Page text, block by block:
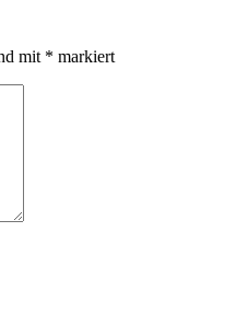
mit * markiert